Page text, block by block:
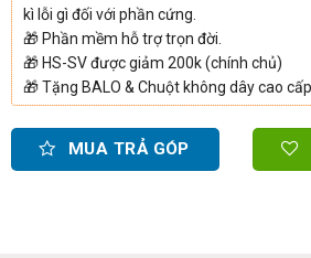
kì lỗi gì đối với phần cứng.
🎁 Phần mềm hỗ trợ trọn đời.
🎁 HS-SV được giảm 200k (chính chủ)
🎁Tặng BALO & Chuột không dây cao cấp
MUA TRẢ GÓP